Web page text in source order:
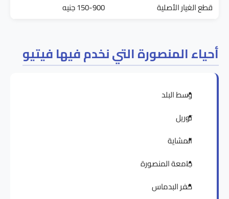
قطع الغيار الأصلية 150-900 جنيه
أحياء المنصورة التي نخدم فيها فيتيو
وسط البلد
توريل
المشاية
جامعة المنصورة
كفر البدماس